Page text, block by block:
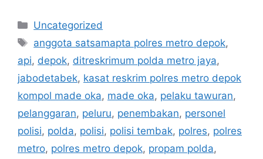
Kategori
Uncategorized
Tag
anggota satsamapta polres metro depok,
api, depok, ditreskrimum polda metro jaya,
jabodetabek, kasat reskrim polres metro depok
kompol made oka, made oka, pelaku tawuran,
pelanggaran, peluru, penembakan, personel
polisi, polda, polisi, polisi tembak, polres, polres
metro, polres metro depok, propam polda,